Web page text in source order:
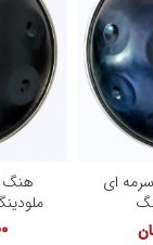
ای
هنگ